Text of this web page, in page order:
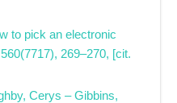
to pick an electronic
269–270, [cit.
Cerys – Gibbins,